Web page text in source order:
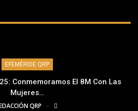
EFEMÉRIDE QRP
Conmemoramos El 8M Con Las
Mujeres…
QRP